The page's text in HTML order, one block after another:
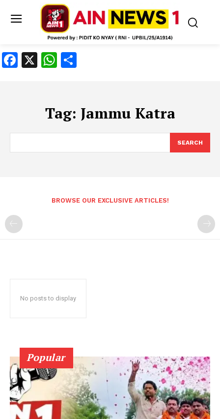
Facebook
X WhatsApp
Tag: Jammu Katra
SEARCH
BROWSE OUR EXCLUSIVE ARTICLES!
No posts to display
Popular